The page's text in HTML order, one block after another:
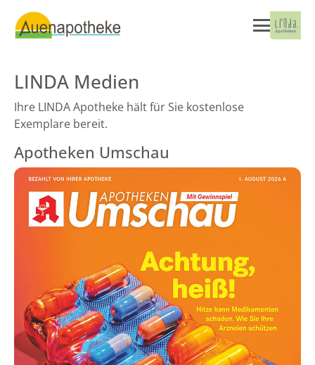
LINDA Medien
Ihre LINDA Apotheke hält für Sie kostenlose
Exemplare bereit.
Apotheken Umschau